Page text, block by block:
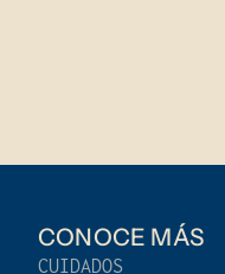
CONOCE MÁS
CUIDADOS